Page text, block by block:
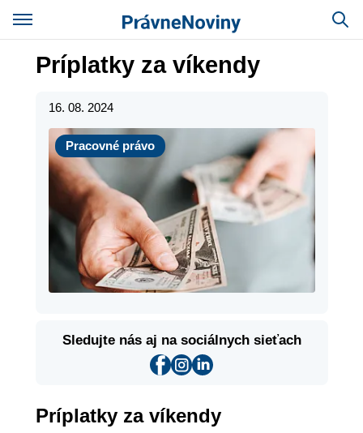
Príplatky za víkendy
16. 08. 2024
Pracovné právo
Pracovné právo
Sledujte nás aj na sociálnych sieťach
Príplatky za víkendy